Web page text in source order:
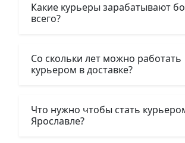
Какие курьеры зарабатывают
всего?
Со скольки лет можно работать
курьером в доставке?
Что нужно чтобы стать
Ярославле?